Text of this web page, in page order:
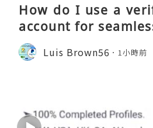
How do I use a
account for
Luis Brown56 1小時前